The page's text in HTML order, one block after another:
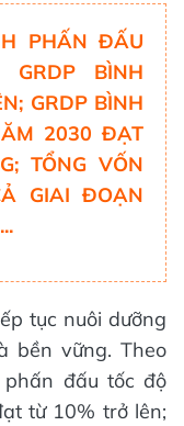
PHẤN ĐẤU
GRDP BÌNH
GRDP BÌNH
2030 ĐẠT
TỔNG VỐN
GIAI ĐOẠN
tục nuôi dưỡng
bền vững. Theo
đấu tốc độ
từ 10% trở lên;